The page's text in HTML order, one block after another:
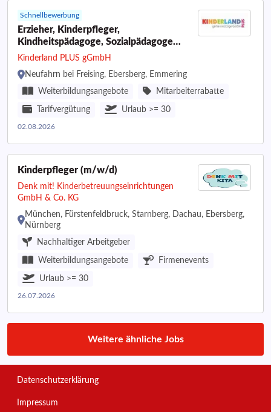
Schnellbewerbung
Erzieher, Kinderpfleger,
Kindheitspädagoge, Sozialpädagoge
(m/w/d)
Kinderland PLUS gGmbH
Neufahrn bei Freising, Ebersberg, Emmering
Weiterbildungsangebote
Mitarbeiterrabatte
Tarifvergütung Urlaub >= 30
02.08.2026
Kinderpfleger (m/w/d)
Denk mit! Kinderbetreuungseinrichtungen
GmbH & Co. KG
München, Fürstenfeldbruck, Starnberg, Dachau, Ebersberg,
Nürnberg
Nachhaltiger Arbeitgeber
Weiterbildungsangebote Firmenevents
Urlaub >= 30
26.07.2026
Weitere ähnliche Jobs
Datenschutzerklärung
Impressum